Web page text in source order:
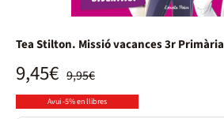
Tea Stilton. Missió vacances 3r Primària
9,95€
9,45€
Avui -5% en llibres